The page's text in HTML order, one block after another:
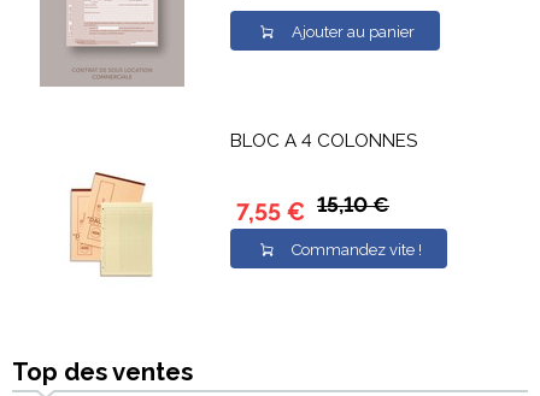
Ajouter au panier
BLOC A 4 COLONNES
7,55 € 15,10 €
Commandez vite !
Top des ventes